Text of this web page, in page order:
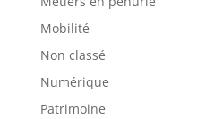
Mobilité
Non classé
Numérique
Patrimoine